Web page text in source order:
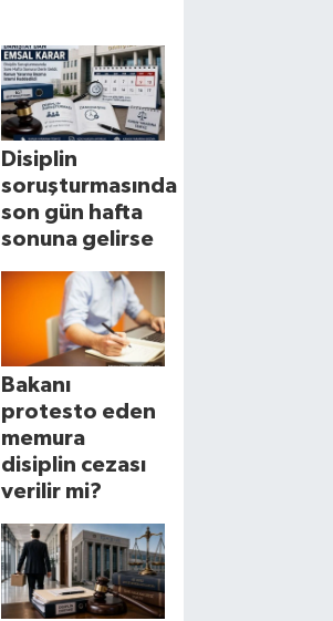
Disiplin
soruşturmasında
son gün hafta
sonuna gelirse
Bakanı
protesto eden
memura
disiplin cezası
verilir mi?